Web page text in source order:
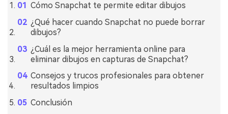
Cómo Snapchat te permite editar dibujos
¿Qué hacer cuando Snapchat no puede borrar
dibujos?
¿Cuál es la mejor herramienta online para
eliminar dibujos en capturas de Snapchat?
Consejos y trucos profesionales para obtener
resultados limpios
Conclusión